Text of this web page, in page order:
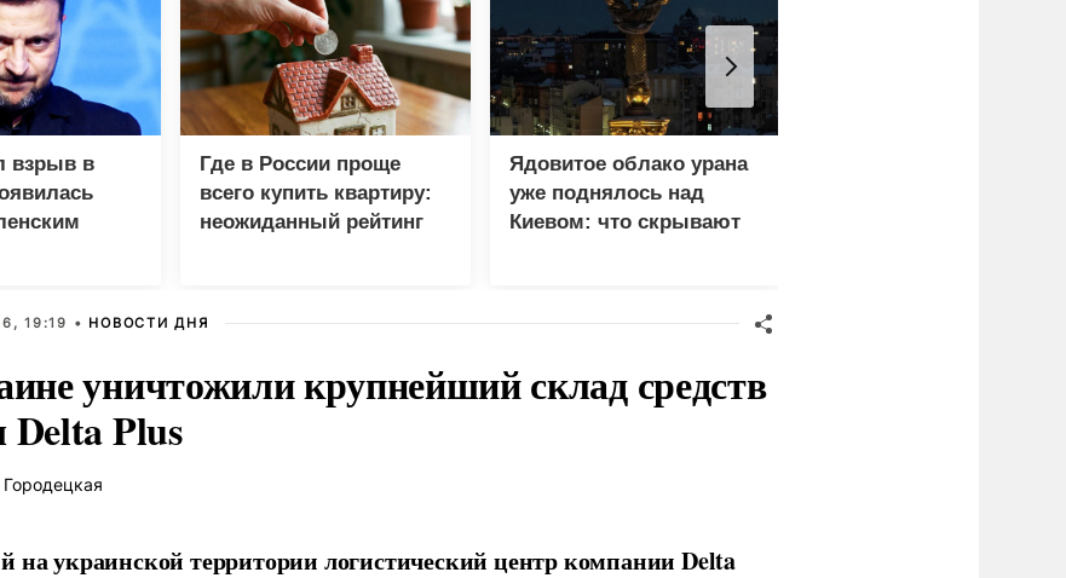
взрыв в
Где в России проще
всего купить квартиру:
неожиданный рейтинг
Ядовитое облако урана
уже поднялось над
Киевом: что скрывают
19:19 • НОВОСТИ ДНЯ
уничтожили крупнейший склад средств
Plus
украинской территории логистический центр компании Delta